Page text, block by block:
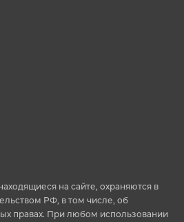
на сайте, охраняются в
РФ, в том числе, об
правах. При любом использовании